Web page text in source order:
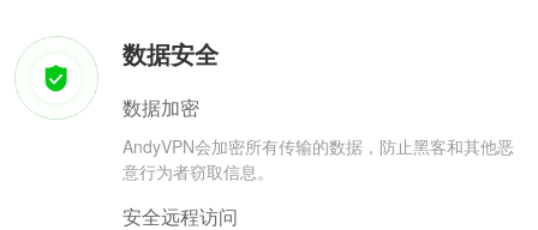
数据安全
数据加密
AndyVPN会加密所有传输的数据，防止黑客和其他恶
意行为者窃取信息。
安全远程访问